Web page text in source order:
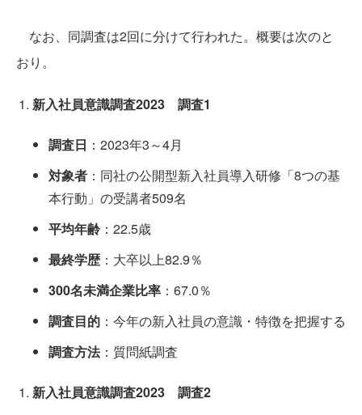
なお、同調査は2回に分けて行われた。概要は次のと
おり。
新入社員意識調査2023 調査1
調査日 ：2023年3～4月
対象者 ：同社の公開型新入社員導入研修「8つの基
本行動」の受講者509名
平均年齢 ：22.5歳
最終学歴 ：大卒以上82.9％
300名未満企業比率 ：67.0％
調査目的 ：今年の新入社員の意識・特徴を把握する
調査方法：質問紙調査
新入社員意識調査2023 調査2